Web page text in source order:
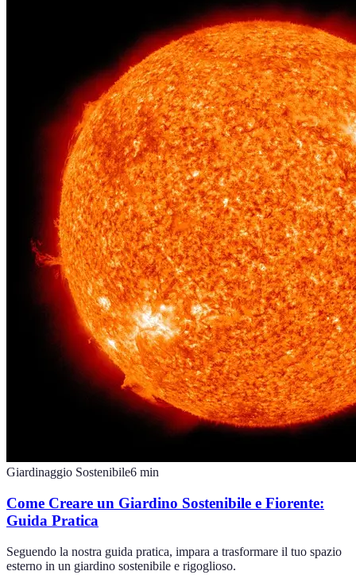
Giardinaggio Sostenibile6 min
Come Creare un Giardino Sostenibile e Fiorente:
Guida Pratica
Seguendo la nostra guida pratica, impara a trasformare il tuo spazio
esterno in un giardino sostenibile e rigoglioso.